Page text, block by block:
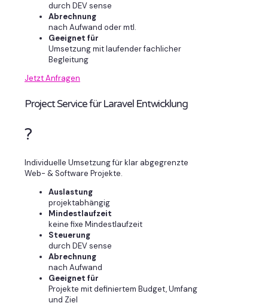
durch DEV sense
Abrechnung
nach Aufwand oder mtl.
Geeignet für
Umsetzung mit laufender fachlicher
Begleitung
Jetzt Anfragen
Project Service für Laravel Entwicklung
?
Individuelle Umsetzung für klar abgegrenzte
Web- & Software Projekte.
Auslastung
projektabhängig
Mindestlaufzeit
keine fixe Mindestlaufzeit
Steuerung
durch DEV sense
Abrechnung
nach Aufwand
Geeignet für
Projekte mit definiertem Budget, Umfang
und Ziel